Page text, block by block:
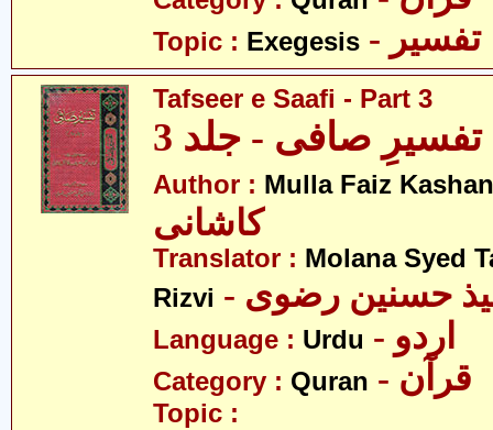
Topic : Exegesis - تفسیر
Tafseer e Saafi - Part 3
تفسیرِ صافی - جلد 3
Author : Mulla Faiz
کاشانی
Translator : Molana Syed
Rizvi
حسنین رضوی
Language : Urdu - اردو
Category : Quran - قرآن
Topic :